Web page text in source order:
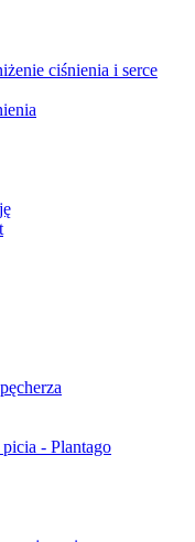
ciśnienia i serce
picia - Plantago